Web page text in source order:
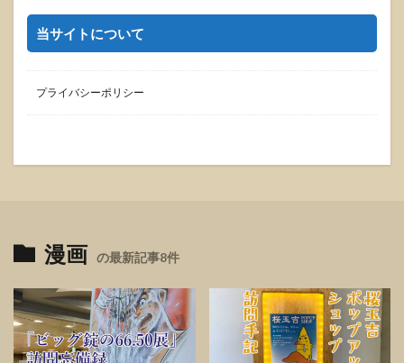
当サイトについて
プライバシーポリシー
漫画 の最新記事8件